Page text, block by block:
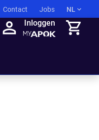
Contact Jobs NL
Inloggen